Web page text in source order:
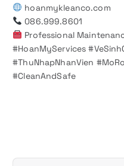
hoanmykleanco.com
086.999.8601
Professional
#HoanMyServices
#ThuNhapNhanVien
#CleanAndSafe